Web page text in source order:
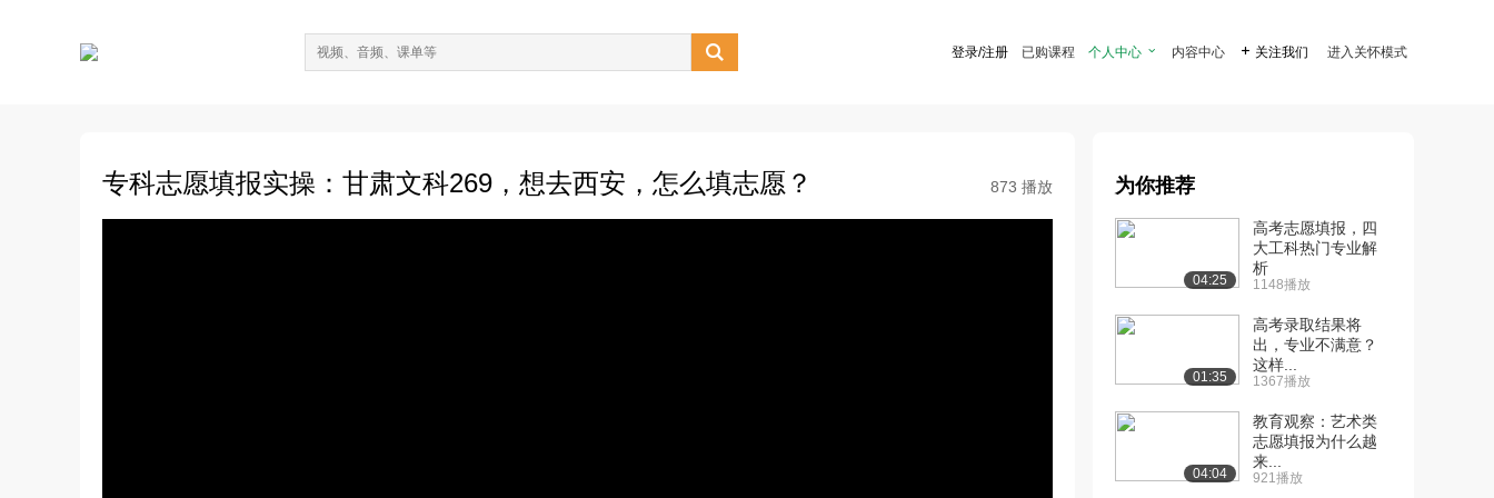
 登录/注册 已购课程 个人中心  内容中心  关注我们 进入关怀模式
专科志愿填报实操：甘肃文科269，想去西安，怎么填志愿？ 873 播放 为你推荐
04:25
高考志愿填报，四
大工科热门专业解
析
1148播放
01:35
高考录取结果将
出，专业不满意？
这样...
1367播放
04:04
教育观察：艺术类
志愿填报为什么越
来...
921播放